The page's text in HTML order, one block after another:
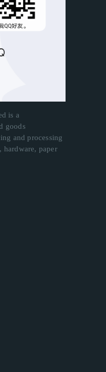
is a
goods
and processing
hardware, paper